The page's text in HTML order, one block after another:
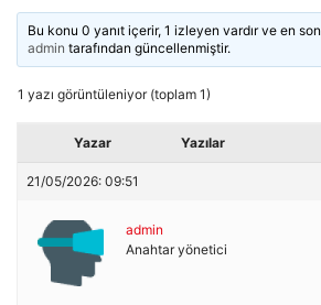
Bu konu 0 yanıt içerir, 1 izleyen vardır ve en son
admin tarafından güncellenmiştir.
1 yazı görüntüleniyor (toplam 1)
Yazar Yazılar
21/05/2026: 09:51
admin
Anahtar yönetici